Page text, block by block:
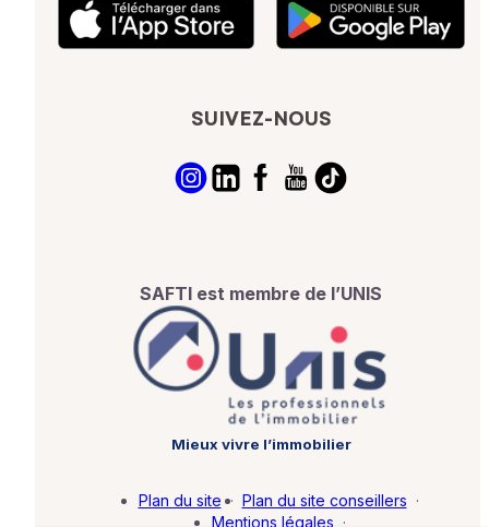
SUIVEZ-NOUS
SAFTI est membre de l’UNIS
Mieux vivre l’immobilier
Plan du site · Plan du site conseillers ·
Mentions légales ·